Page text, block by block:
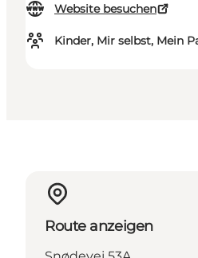
Website besuchen
Kinder, Mir selbst, Mein
Route anzeigen